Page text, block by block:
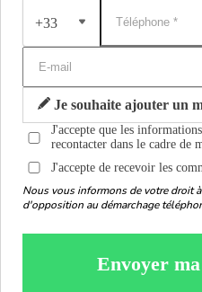
+33
Je souhaite ajouter un
J'accepte que les
recontacter dans le cadre de
J'accepte de recevoir les
Nous vous informons de votre droit
d'opposition au démarchage
Envoyer